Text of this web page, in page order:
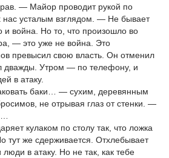
— Майор проводит рукой по
нас усталым взглядом. — Не бывает
и война. Но то, что произошло во
— это уже не война. Это
превысил свою власть. Он отменил
дважды. Утром — по телефону, и
в атаку.
баки… — сухим, деревянным
не отрывая глаз от стенки. —
кулаком по столу так, что ложка
тут же сдерживается. Отхлебывает
в атаку. Но не так, как тебе